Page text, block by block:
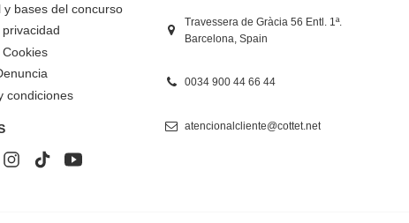
y bases del concurso
condiciones
Travessera de Gràcia 56 Entl. 1ª.
Barcelona, Spain
0034 900 44 66 44
atencionalcliente@cottet.net